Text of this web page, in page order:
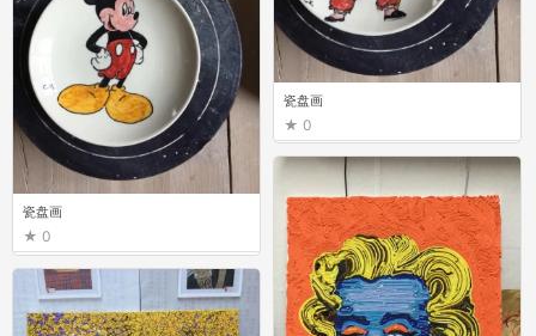
瓷盘画
0
瓷盘画
0